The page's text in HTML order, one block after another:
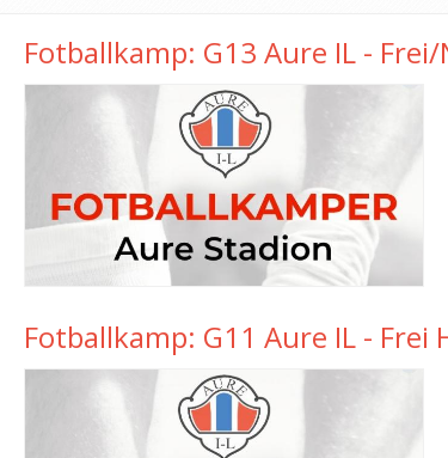
Fotballkamp: G13 Aure IL -
Fotballkamp: G11 Aure IL - Frei